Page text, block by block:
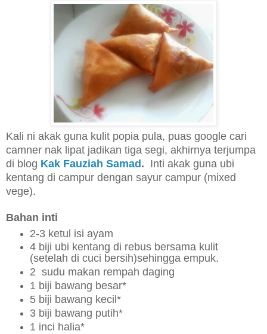
Kali ni akak guna kulit popia pula, puas google cari
camner nak lipat jadikan tiga segi, akhirnya terjumpa
di blog Kak Fauziah Samad. Inti akak guna ubi
kentang di campur dengan sayur campur (mixed
vege).
Bahan inti
2-3 ketul isi ayam
4 biji ubi kentang di rebus bersama kulit
(setelah di cuci bersih)sehingga empuk.
2 sudu makan rempah daging
1 biji bawang besar*
5 biji bawang kecil*
3 biji bawang putih*
1 inci halia*